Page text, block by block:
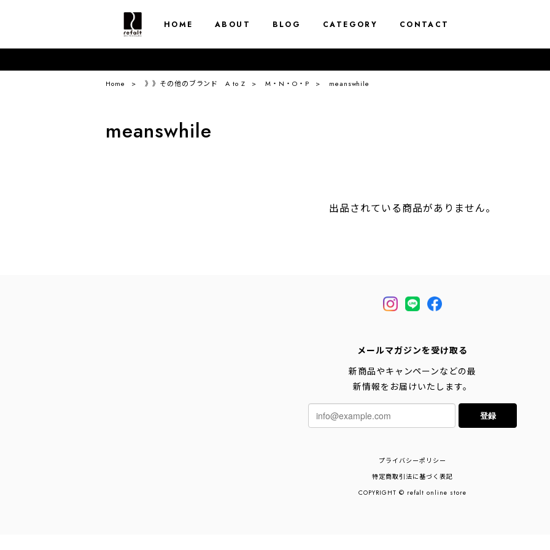
HOME ABOUT BLOG CATEGORY CONTACT
Home 》》その他のブランド A to Z M・N・O・P meanswhile
meanswhile
出品されている商品がありません。
メールマガジンを受け取る
新商品やキャンペーンなどの最
新情報をお届けいたします。
登録
プライバシーポリシー
特定商取引法に基づく表記
COPYRIGHT © refalt online store